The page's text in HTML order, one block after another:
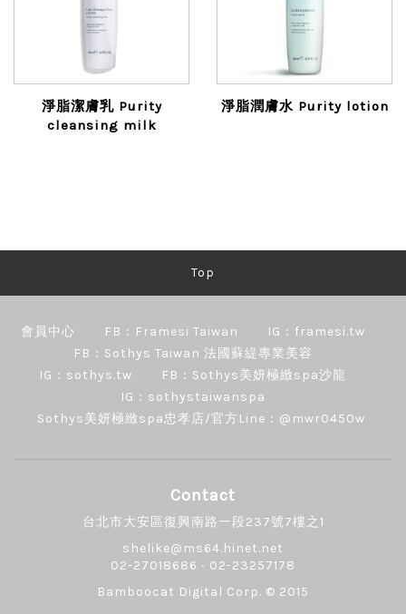
淨脂潔膚乳 Purity
cleansing milk
淨脂潤膚水 Purity lotion
Top
會員中心 FB：Framesi Taiwan
IG：framesi.tw
FB：Sothys Taiwan 法國蘇緹專業美容
IG：sothys.tw
FB：Sothys美妍極緻spa沙龍
IG：sothystaiwanspa
Sothys美妍極緻spa忠孝店/官方Line：@mwr0450w
Contact
台北市大安區復興南路一段237號7樓之1
shelike@ms64.hinet.net
02-27018686 ‧ 02-23257178
Bamboocat Digital Corp. © 2015